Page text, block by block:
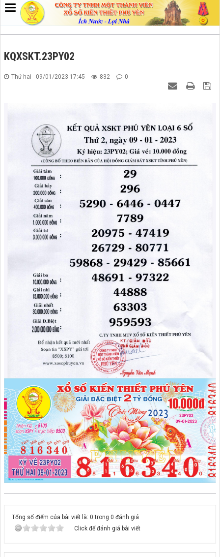
KQXSKT.23PY02
Thứ hai - 09/01/2023 17:45 832 0
Tổng số điểm của bài viết là: 0 trong 0 đánh giá
Click để đánh giá bài viết